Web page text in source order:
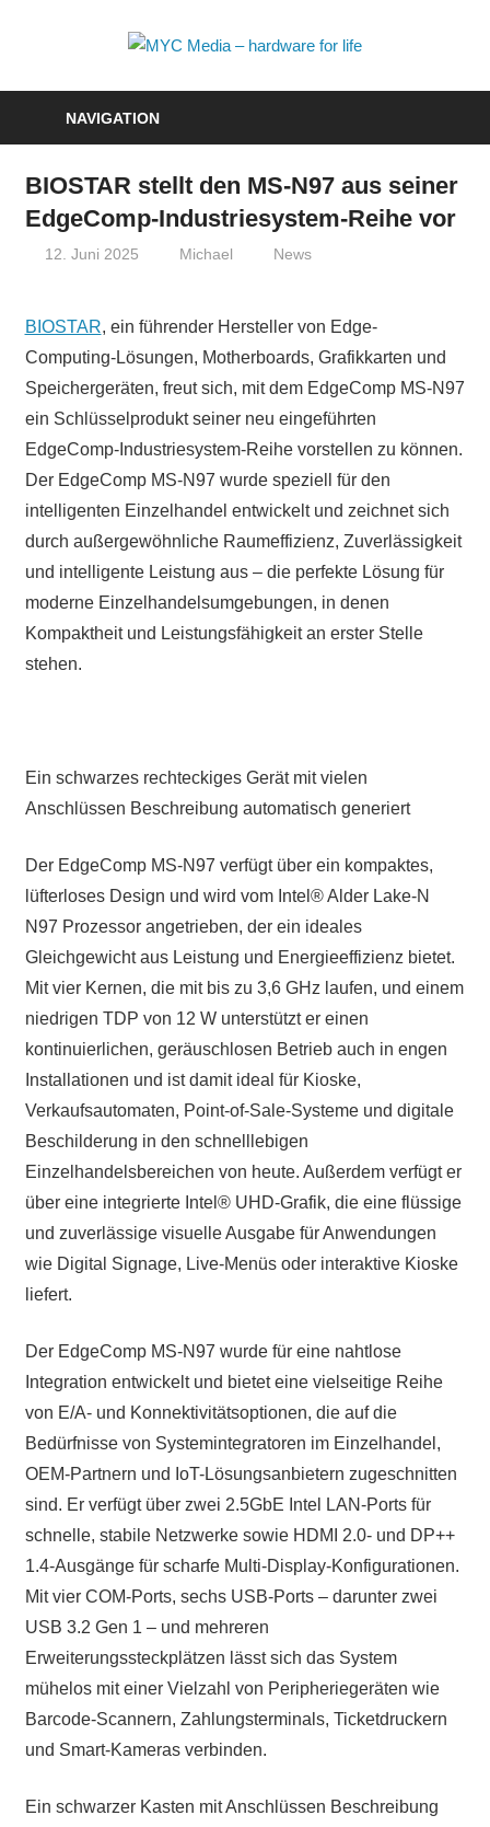
Media
–
NAVIGATION
BIOSTAR stellt den MS-N97 aus seiner
EdgeComp-Industriesystem-Reihe vor
12. Juni 2025 Michael News
BIOSTAR, ein führender Hersteller von Edge-
Computing-Lösungen, Motherboards, Grafikkarten und
Speichergeräten, freut sich, mit dem EdgeComp MS-N97
ein Schlüsselprodukt seiner neu eingeführten
EdgeComp-Industriesystem-Reihe vorstellen zu können.
Der EdgeComp MS-N97 wurde speziell für den
intelligenten Einzelhandel entwickelt und zeichnet sich
durch außergewöhnliche Raumeffizienz, Zuverlässigkeit
und intelligente Leistung aus – die perfekte Lösung für
moderne Einzelhandelsumgebungen, in denen
Kompaktheit und Leistungsfähigkeit an erster Stelle
stehen.
Ein schwarzes rechteckiges Gerät mit vielen
Anschlüssen Beschreibung automatisch generiert
Der EdgeComp MS-N97 verfügt über ein kompaktes,
lüfterloses Design und wird vom Intel® Alder Lake-N
N97 Prozessor angetrieben, der ein ideales
Gleichgewicht aus Leistung und Energieeffizienz bietet.
Mit vier Kernen, die mit bis zu 3,6 GHz laufen, und einem
niedrigen TDP von 12 W unterstützt er einen
kontinuierlichen, geräuschlosen Betrieb auch in engen
Installationen und ist damit ideal für Kioske,
Verkaufsautomaten, Point-of-Sale-Systeme und digitale
Beschilderung in den schnelllebigen
Einzelhandelsbereichen von heute. Außerdem verfügt er
über eine integrierte Intel® UHD-Grafik, die eine flüssige
und zuverlässige visuelle Ausgabe für Anwendungen
wie Digital Signage, Live-Menüs oder interaktive Kioske
liefert.
Der EdgeComp MS-N97 wurde für eine nahtlose
Integration entwickelt und bietet eine vielseitige Reihe
von E/A- und Konnektivitätsoptionen, die auf die
Bedürfnisse von Systemintegratoren im Einzelhandel,
OEM-Partnern und IoT-Lösungsanbietern zugeschnitten
sind. Er verfügt über zwei 2.5GbE Intel LAN-Ports für
schnelle, stabile Netzwerke sowie HDMI 2.0- und DP++
1.4-Ausgänge für scharfe Multi-Display-Konfigurationen.
Mit vier COM-Ports, sechs USB-Ports – darunter zwei
USB 3.2 Gen 1 – und mehreren
Erweiterungssteckplätzen lässt sich das System
mühelos mit einer Vielzahl von Peripheriegeräten wie
Barcode-Scannern, Zahlungsterminals, Ticketdruckern
und Smart-Kameras verbinden.
Ein schwarzer Kasten mit Anschlüssen Beschreibung